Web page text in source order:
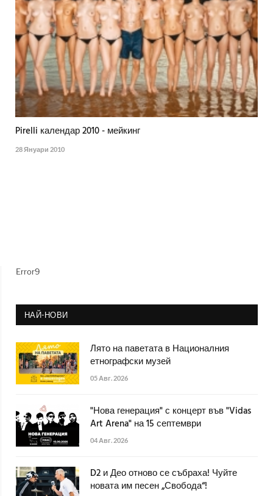
Pirelli календар 2010 - мейкинг
28 Януари 2010
Error9
НАЙ-НОВИ
Лято на паветата в Националния
етнографски музей
05 Авг. 2026
"Нова генерация" с концерт във "Vidas
Art Arena" на 15 септември
04 Авг. 2026
D2 и Део отново се събраха! Чуйте
новата им песен „Свобода“!